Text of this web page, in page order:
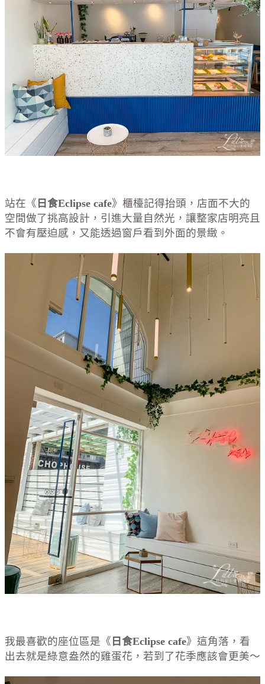
站在《 日食Eclipse cafe》櫃檯記得抬頭，店面不大的
空間做了挑高設計，引進大量自然光，讓整家店明亮且
不會有壓迫感，又能透過窗戶看到外面的景緻。
我最喜歡的座位區是《 日食Eclipse cafe》這角落，看
出去就是綠意盎然的雞蛋花，若到了花季應該會更美～